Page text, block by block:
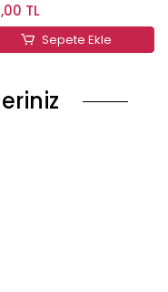
TL
Sepete Ekle